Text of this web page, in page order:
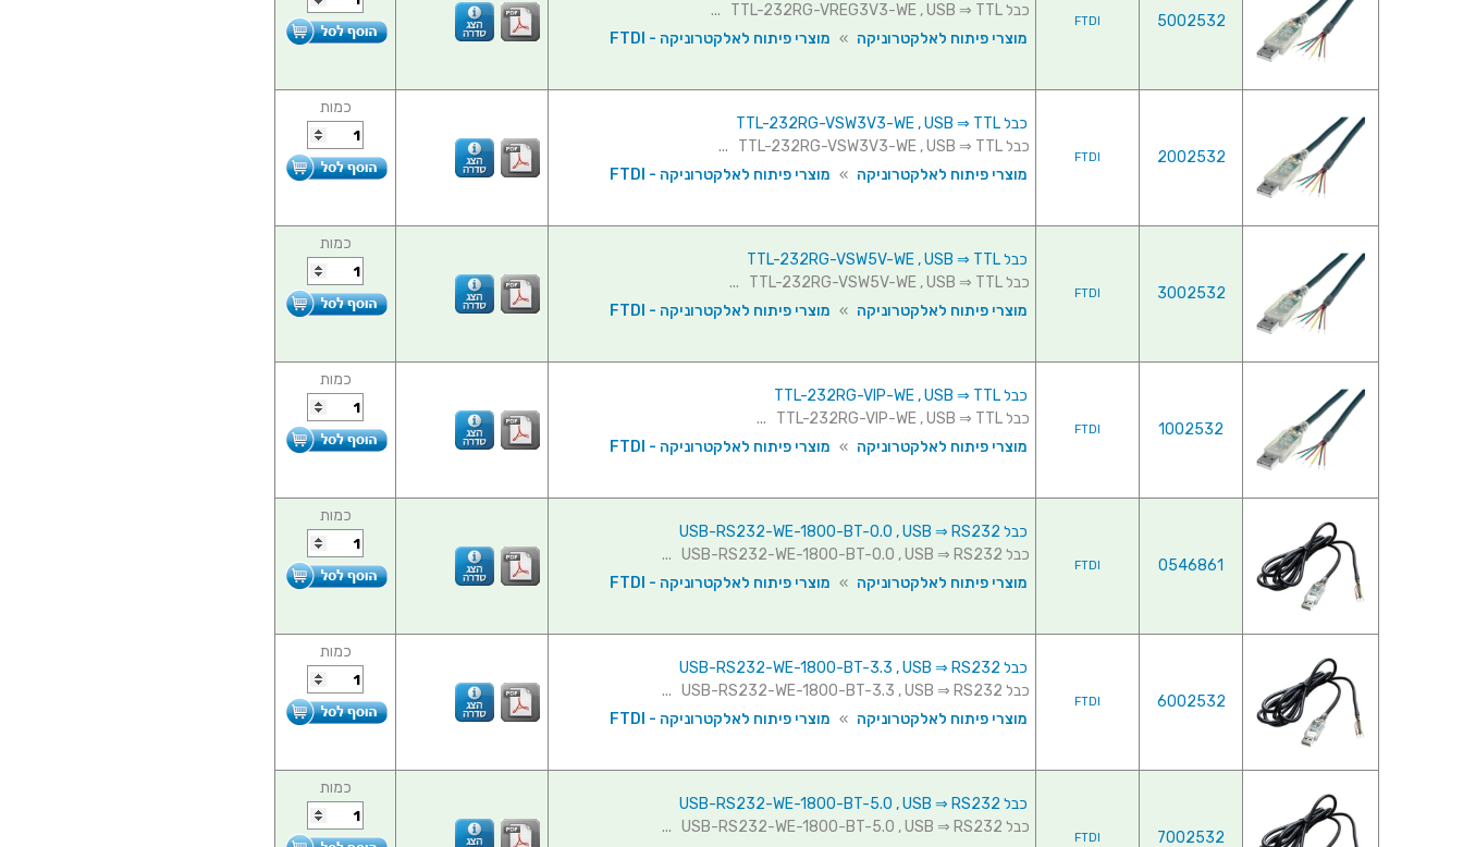
5002532
FTDI
כבל TTL-232RG-VREG3V3-WE , USB ⇒ TTL ...
מוצרי פיתוח לאלקטרוניקה » מוצרי פיתוח לאלקטרוניקה - FTDI
2002532
FTDI
כבל TTL-232RG-VSW3V3-WE , USB ⇒ TTL
כבל TTL-232RG-VSW3V3-WE , USB ⇒ TTL ...
מוצרי פיתוח לאלקטרוניקה » מוצרי פיתוח לאלקטרוניקה - FTDI
כמות
3002532
FTDI
כבל TTL-232RG-VSW5V-WE , USB ⇒ TTL
כבל TTL-232RG-VSW5V-WE , USB ⇒ TTL ...
מוצרי פיתוח לאלקטרוניקה » מוצרי פיתוח לאלקטרוניקה - FTDI
כמות
1002532
FTDI
כבל TTL-232RG-VIP-WE , USB ⇒ TTL
כבל TTL-232RG-VIP-WE , USB ⇒ TTL ...
מוצרי פיתוח לאלקטרוניקה » מוצרי פיתוח לאלקטרוניקה - FTDI
כמות
0546861
FTDI
כבל USB-RS232-WE-1800-BT-0.0 , USB ⇒ RS232
כבל USB-RS232-WE-1800-BT-0.0 , USB ⇒ RS232 ...
מוצרי פיתוח לאלקטרוניקה » מוצרי פיתוח לאלקטרוניקה - FTDI
כמות
6002532
FTDI
כבל USB-RS232-WE-1800-BT-3.3 , USB ⇒ RS232
כבל USB-RS232-WE-1800-BT-3.3 , USB ⇒ RS232 ...
מוצרי פיתוח לאלקטרוניקה » מוצרי פיתוח לאלקטרוניקה - FTDI
כמות
7002532
FTDI
כבל USB-RS232-WE-1800-BT-5.0 , USB ⇒ RS232
כבל USB-RS232-WE-1800-BT-5.0 , USB ⇒ RS232 ...
כמות